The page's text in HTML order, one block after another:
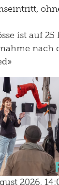
ist auf 25
nach
2026,